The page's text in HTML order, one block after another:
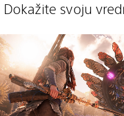
Dokažite svoju